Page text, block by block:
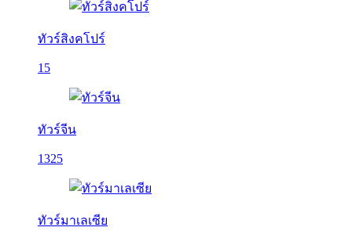
ทัวร์สิงคโปร์
15
ทัวร์จีน
1325
ทัวร์มาเลเซีย